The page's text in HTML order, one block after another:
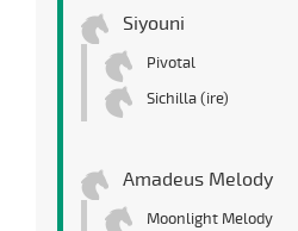
Siyouni
Pivotal
Sichilla (ire)
Amadeus Melody
Moonlight Melody